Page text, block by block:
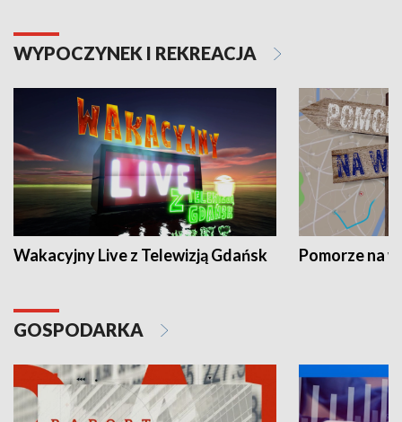
WYPOCZYNEK I REKREACJA
Wakacyjny Live z Telewizją Gdańsk Pomorze na
GOSPODARKA